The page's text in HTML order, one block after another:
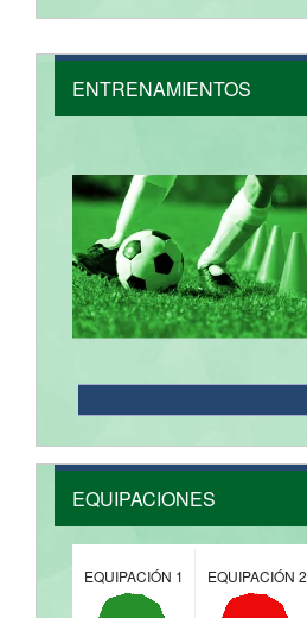
ENTRENAMIENTOS
EQUIPACIONES
EQUIPACIÓN 1 EQUIPACIÓN 2